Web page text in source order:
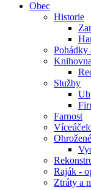
Obec
Historie
Pohádky
Knihovna
Služby
Farnost
Raják -
Ztráty a